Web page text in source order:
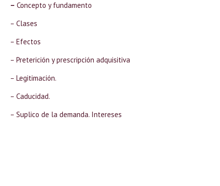
– Concepto y fundamento
– Clases
– Efectos
– Preterición y prescripción adquisitiva
– Legitimación.
– Caducidad.
– Suplico de la demanda. Intereses